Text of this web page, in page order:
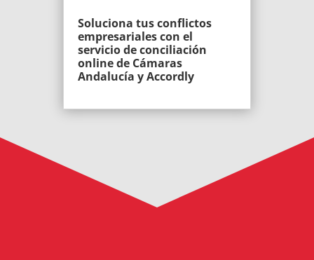
Soluciona tus conflictos
empresariales con el
servicio de conciliación
online de Cámaras
Andalucía y Accordly